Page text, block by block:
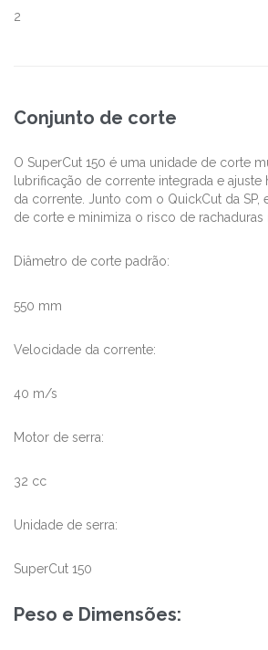
2
Conjunto de corte
O SuperCut 150 é uma unidade de corte
lubrificação de corrente integrada e ajuste
da corrente. Junto com o QuickCut da
de corte e minimiza o risco de rachaduras
Diâmetro de corte padrão:
550 mm
Velocidade da corrente:
40 m/s
Motor de serra:
32 cc
Unidade de serra:
SuperCut 150
Peso e Dimensões: